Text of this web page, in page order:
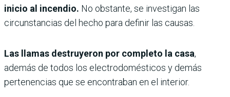
inicio al incendio. No obstante, se investigan las
circunstancias del hecho para definir las causas.
Las llamas destruyeron por completo la casa,
además de todos los electrodomésticos y demás
pertenencias que se encontraban en el interior.